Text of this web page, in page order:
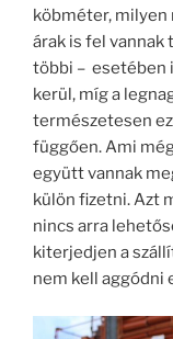
köbméter, milyen
árak is fel vannak
többi – esetében
kerül, míg a
természetesen
függően. Ami
együtt vannak
külön fizetni. Azt
nincs arra
kiterjedjen a
nem kell aggódni